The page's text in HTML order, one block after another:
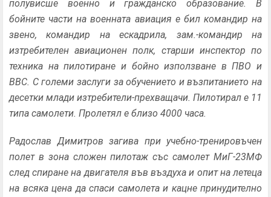
полувисше военно и гражданско образование. В
бойните части на военната авиация е бил командир на
звено, командир на ескадрила, зам.-командир на
изтребителен авиационен полк, старши инспектор по
техника на пилотиране и бойно използване в ПВО и
ВВС. С големи заслуги за обучението и възпитанието на
десетки млади изтребители-прехващачи. Пилотирал е 11
типа самолети. Пролетял е близо 4000 часа.
Радослав Димитров загива при учебно-тренировъчен
полет в зона сложен пилотаж със самолет МиГ-23МФ
след спиране на двигателя във въздуха и опит на летеца
на всяка цена да спаси самолета и кацне принудително